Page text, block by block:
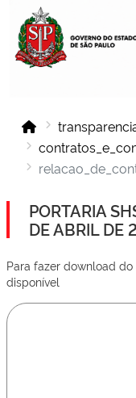
PORTARIA
DE ABRIL DE
Para fazer download
disponível